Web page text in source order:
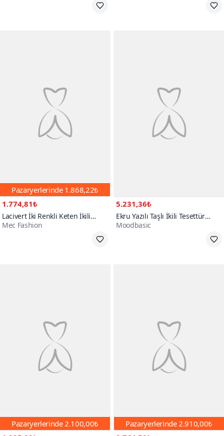
Pazaryerlerinde 1.868,22₺
1.774,81₺
Lacivert İki Renkli Keten İkili
Tesettür Takım
Mec Fashion
5.231,36₺
Ekru Yazılı Taşlı İkili Tesettür
Takım
Moodbasic
Pazaryerlerinde2.100,00₺
Pazaryerlerinde2.910,00₺